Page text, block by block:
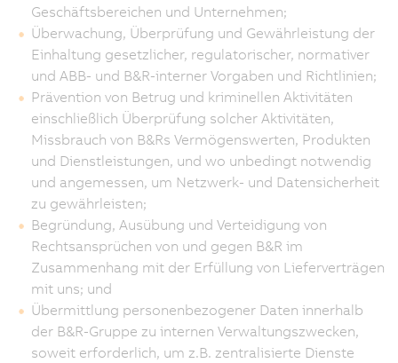
Geschäftsbereichen und Unternehmen;
Überwachung, Überprüfung und Gewährleistung der
Einhaltung gesetzlicher, regulatorischer, normativer
und ABB- und B&R-interner Vorgaben und Richtlinien;
Prävention von Betrug und kriminellen Aktivitäten
einschließlich Überprüfung solcher Aktivitäten,
Missbrauch von B&Rs Vermögenswerten, Produkten
und Dienstleistungen, und wo unbedingt notwendig
und angemessen, um Netzwerk- und Datensicherheit
zu gewährleisten;
Begründung, Ausübung und Verteidigung von
Rechtsansprüchen von und gegen B&R im
Zusammenhang mit der Erfüllung von Lieferverträgen
mit uns; und
Übermittlung personenbezogener Daten innerhalb
der B&R-Gruppe zu internen Verwaltungszwecken,
soweit erforderlich, um z.B. zentralisierte Dienste